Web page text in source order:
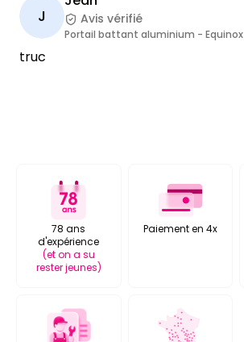
J Avis vérifié
Portail battant aluminium - Equinox
truc
78 ans
d'expérience
(et on a su
rester jeunes)
Paiement en 4x